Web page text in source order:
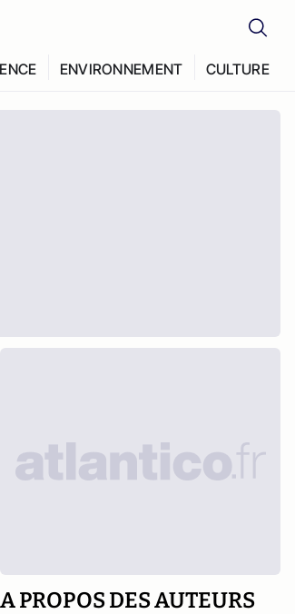
ENVIRONNEMENT CULTURE
A PROPOS DES AUTEURS